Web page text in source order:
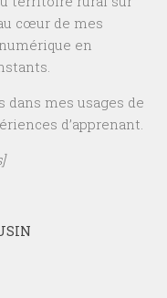
cœur de mes
en
dans mes usages de
d’apprenant.